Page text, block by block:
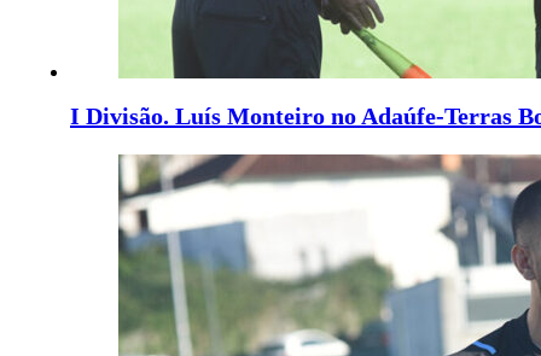
I Divisão. Luís Monteiro no Adaúfe-Terras